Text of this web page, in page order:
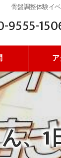
骨盤調整体験イ
9555-
、1